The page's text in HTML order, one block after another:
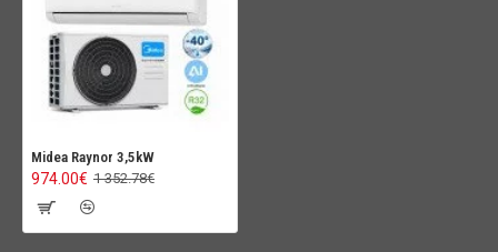
Midea Raynor 3,5kW
974.00€ 1 352.78€